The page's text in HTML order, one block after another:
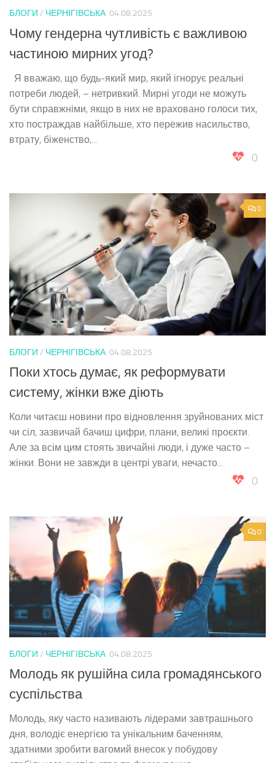
БЛОГИ / ЧЕРНІГІВСЬКА 04.08.2025
Чому гендерна чутливість є важливою
частиною мирних угод?
Я вважаю, що будь-який мир, який ігнорує реальні
потреби людей, – нетривкий. Мирні угоди не можуть
бути справжніми, якщо в них не враховано голоси тих,
хто постраждав найбільше, хто пережив насильство,
втрату, біженство,...
0
0
БЛОГИ / ЧЕРНІГІВСЬКА 04.08.2025
Поки хтось думає, як реформувати
систему, жінки вже діють
Коли читаєш новини про відновлення зруйнованих міст
чи сіл, зазвичай бачиш цифри, плани, великі проєкти.
Але за всім цим стоять звичайні люди, і дуже часто –
жінки. Вони не завжди в центрі уваги, нечасто...
0
0
БЛОГИ / ЧЕРНІГІВСЬКА 04.08.2025
Молодь як рушійна сила громадянського
суспільства
Молодь, яку часто називають лідерами завтрашнього
дня, володіє енергією та унікальним баченням,
здатними зробити вагомий внесок у побудову